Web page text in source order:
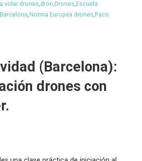
volar drones,dron, Drones, Escuela
, Norma Europea drones, Paco
(Barcelona):
drones con